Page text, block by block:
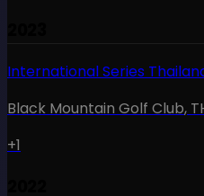
International Series
Black Mountain Golf Club,
+1